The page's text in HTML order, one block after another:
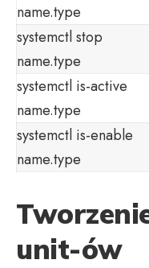
name.type
systemctl stop
name.type
systemctl is-active
name.type
systemctl is-enable
name.type
unit-ów